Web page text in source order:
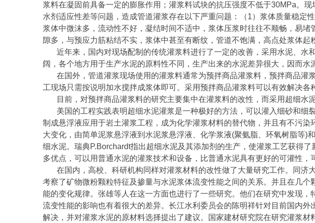
浆料在凝固前具备一定的膨胀作用；灌浆料试块的抗压强度不低于30MPa。
水剂适应性差等问题，造成管道灌浆存在以下严重问题：（1）浆体质量稳定
浆体中微沫多，流动性不好，凝结时间不适中，浆体压浆时往往不顺畅，易
隙多，与预应力筋粘结不实，浆体中甚至有断纹，管道不饱满，高点处浆体
近年来，国内对现场配制的传统灌浆料进行了一定的改善，采用水泥、
阔，各个地方用于生产水泥的原料性不同，生产出来的水泥差异很大，因而水
在国外，管道灌浆现场使用的灌浆料通常为预拌商品灌浆料，预拌商品
工现场只需按说明加水搅拌成浆体即可。采用预拌商品灌浆料可以有效解决各
目前，对预拌商品灌浆料的研究主要集中在灌浆料的改性，而采用超细水
美国的工程实践表明超细水泥灌浆是一种极好的方法，可以灌入细砂和
制成悬浮液应用于岩土灌浆工程，成为化学灌浆材料的替代物，并且有不污
大变化，由简单泥浆悬浮液到水泥浆悬浮液、化学浆液(聚氨脂、环氧树脂等
细水泥。瑞典P.Borchardt指出超细水泥及其添加剂的生产，使灌浆工艺获得
多优点，可以用普通水泥的灌浆技术和设备，比普通水泥具有更好的可灌性
在国内，高校、科研机构同样对灌浆材料的改性做了大量研究工作。同
考察了矿物微粉颗粒特征及掺量与水泥浆体流变性能之间的关系。并且在几
能的变化规律。张雄等人在这一方面也进行了一些研究。他们在研究中发现
流变性能的影响也有着很大的差异。长江水利委员会的陈明祥针对目前国内
解决，并对灌浆水泥的原材料选择提出了建议。国家建材研究院在研究灌浆